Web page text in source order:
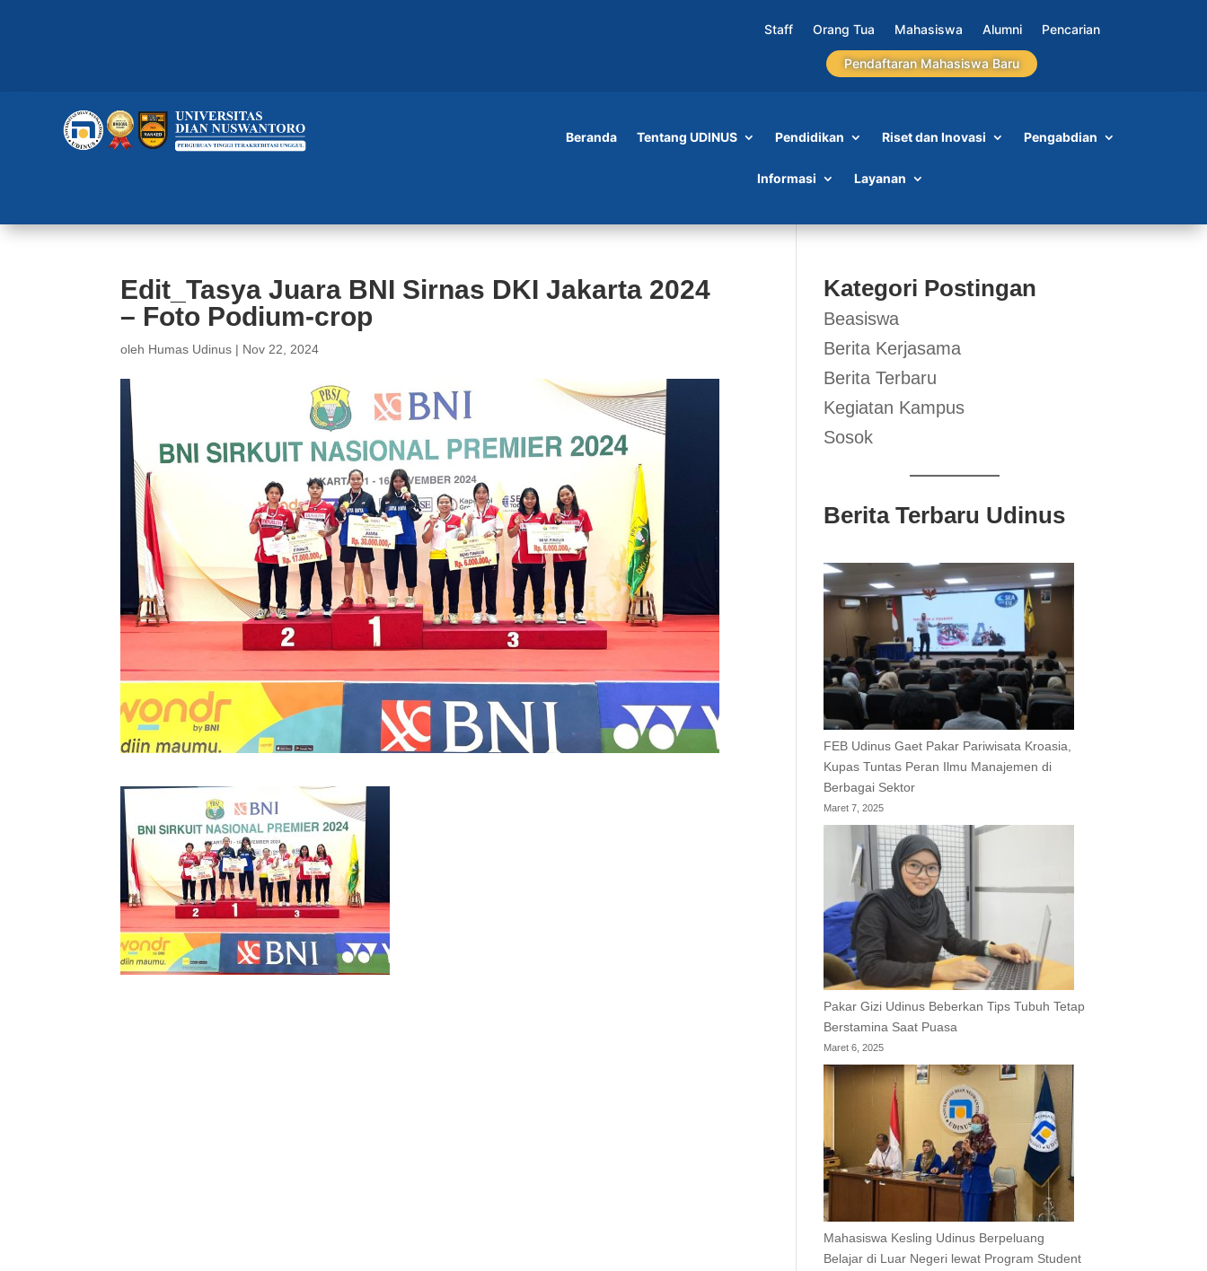
Staff Orang Tua Mahasiswa Alumni Pencarian
Pendaftaran Mahasiswa Baru
Beranda Tentang UDINUS Pendidikan Riset dan Inovasi Pengabdian
Informasi Layanan
Edit_Tasya Juara BNI Sirnas DKI Jakarta 2024
– Foto Podium-crop
oleh Humas Udinus | Nov 22, 2024
Kategori Postingan
Beasiswa
Berita Kerjasama
Berita Terbaru
Kegiatan Kampus
Sosok
Berita Terbaru Udinus
FEB Udinus Gaet Pakar Pariwisata Kroasia,
Kupas Tuntas Peran Ilmu Manajemen di
Berbagai Sektor
Maret 7, 2025
Pakar Gizi Udinus Beberkan Tips Tubuh Tetap
Berstamina Saat Puasa
Maret 6, 2025
Mahasiswa Kesling Udinus Berpeluang
Belajar di Luar Negeri lewat Program Student